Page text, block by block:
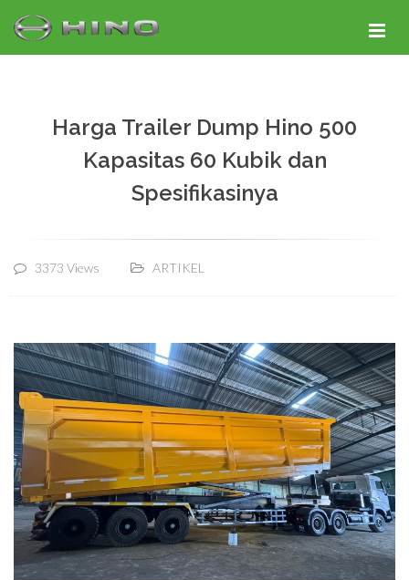
Harga Trailer Dump Hino 500
Kapasitas 60 Kubik dan
Spesifikasinya
3373 Views ARTIKEL